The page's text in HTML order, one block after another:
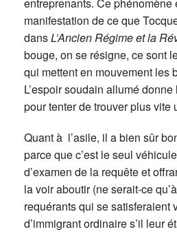
manifestation de ce que
dansL’Ancien Régime et la
bouge, on se résigne, ce sont
qui mettent en mouvement les
L’espoir soudain allumé
pour tenter de trouver plus vite
Quant à l’asile, il a bien sûr
parce que c’est le seul
d’examen de la requête et
la voir aboutir (ne serait-ce
requérants qui se satisferaient
d’immigrant ordinaire s’il leur